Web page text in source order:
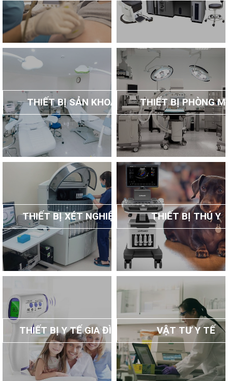
THIẾT BỊ SẢN KHOA THIẾT BỊ PHÒNG
THIẾT BỊ XÉT NGHIỆM THIẾT BỊ THÚ Y
THIẾT BỊ Y TẾ GIA ĐÌNH VẬT TƯ Y TẾ